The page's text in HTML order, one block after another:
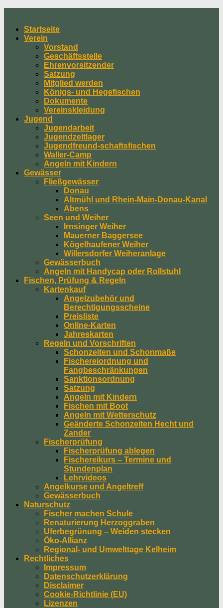
contentStartseite
Verein
Vorstand
Geschäftsstelle
Ehrenvorsitzender
Satzung
Mitglied werden
Königs- und Hegefischen
Dokumente
Vereinskleidung
Jugend
Jugendarbeit
Jugendzeltlager
Jugendfreund-schaftsfischen
Waller-Camp
Angeln mit Kindern
Gewässer
Fließgewässer
Donau
Altmühl und Rhein-Main-Donau-Kanal
Abens
Seen und Weiher
Irnsinger Weiher
Mauerner Baggersee
Kögelhaufener Weiher
Willersdorfer Weiheranlage
Gewässerbuch
Angeln mit Handycap oder Rollstuhl
Fischen, Prüfung & Regeln
Kartenkauf
Angelzubehör und
Berechtigungsscheine
Preisliste
Online-Karten
Jahreskarten
Regeln und Vorschriften
Schonzeiten und Schonmaße
Fischereiordnung und
Fangbeschränkungen
Sanktionsordnung
Satzung
Angeln mit Kindern
Fischen mit Boot
Angeln mit Wetterschutz
Geänderte Schonzeiten Hecht und
Zander
Fischerprüfung
Fischerprüfung ablegen
Fischereikurs – Termine und
Stundenplan
Lehrvideos
Angelkurse und Angeltreff
Gewässerbuch
Naturschutz
Fischer machen Schule
Renaturierung Herzoggraben
Uferbegrünung – Weiden stecken
Öko-Allianz
Regional- und Umwelttage Kelheim
Rechtliches
Impressum
Datenschutzerklärung
Disclaimer
Cookie-Richtlinie (EU)
Lizenzen